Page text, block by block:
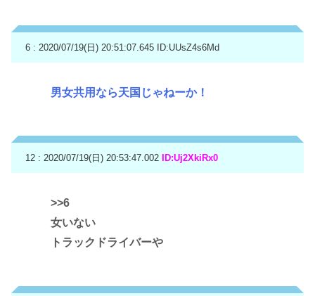
6 : 2020/07/19(日) 20:51:07.645 ID:UUsZ4s6Md
男女共用なら天国じゃねーか！
12 : 2020/07/19(日) 20:53:47.002 ID:Uj2XkiRx0
>>6
女いない
トラックドライバーや